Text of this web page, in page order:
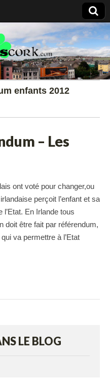
enfants 2012
– Les
ont voté pour changer,ou
perçoit l’enfant et sa
En Irlande tous
doit être fait par référendum,
va permettre à l’Etat
LE BLOG